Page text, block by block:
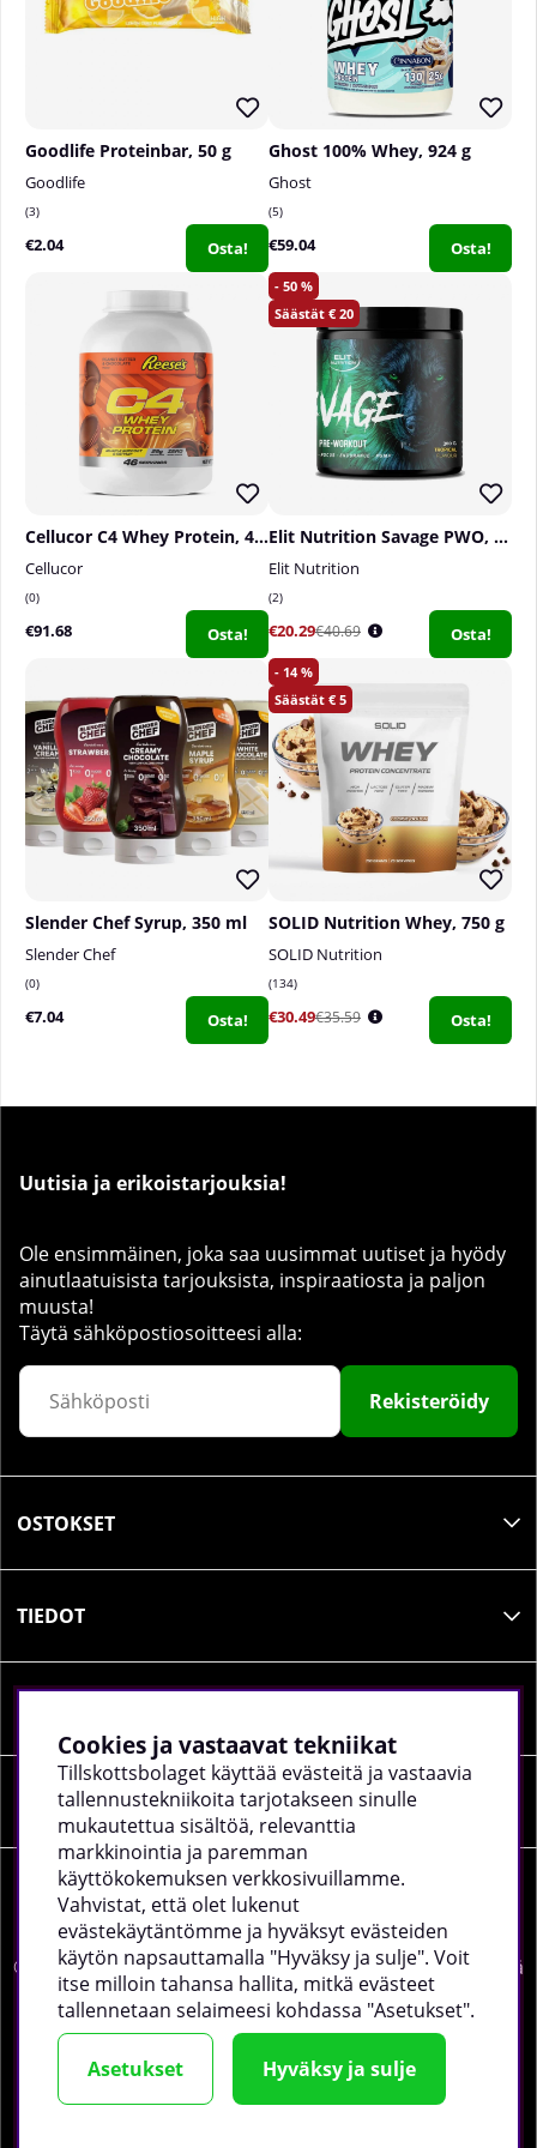
Goodlife Proteinbar, 50 g
Goodlife
3
€2.04 Osta!
Ghost 100% Whey, 924 g
Ghost
5
€59.04 Osta!
Cellucor C4 Whey Protein, 46 serv.
Cellucor
0
€91.68 Osta!
50
20
Elit Nutrition Savage PWO, 300 g
Elit Nutrition
2
€20.29€40.69 Osta!
Slender Chef Syrup, 350 ml
Slender Chef
0
€7.04 Osta!
14
5
SOLID Nutrition Whey, 750 g
SOLID Nutrition
134
€30.49€35.59 Osta!
Uutisia ja erikoistarjouksia!
Ole ensimmäinen, joka saa uusimmat uutiset ja hyödy
ainutlaatuisista tarjouksista, inspiraatiosta ja paljon
muusta!
Täytä sähköpostiosoitteesi alla:
Rekisteröidy
OSTOKSET
TIEDOT
YRITYKSEN TIEDOT
© 2026 tillskottsbolaget.fi. Käytämme evästeitä -lue lisää
täältä.
Cookies ja vastaavat tekniikat
Tillskottsbolaget käyttää evästeitä ja vastaavia
tallennustekniikoita tarjotakseen sinulle
mukautettua sisältöä, relevanttia
markkinointia ja paremman
käyttökokemuksen verkkosivuillamme.
Vahvistat, että olet lukenut
evästekäytäntömme ja hyväksyt evästeiden
käytön napsauttamalla "Hyväksy ja sulje". Voit
itse milloin tahansa hallita, mitkä evästeet
tallennetaan selaimeesi kohdassa "Asetukset".
Asetukset Hyväksy ja sulje